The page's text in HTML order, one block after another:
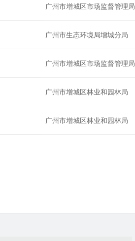
广州市增城区市场监督管理局
广州市生态环境局增城分局
广州市增城区市场监督管理局
广州市增城区林业和园林局
广州市增城区林业和园林局